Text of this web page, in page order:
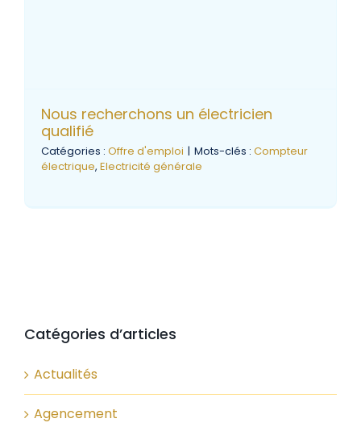
Nous recherchons un électricien
qualifié
Catégories : Offre d'emploi | Mots-clés : Compteur
électrique, Electricité générale
Catégories d’articles
Actualités
Agencement